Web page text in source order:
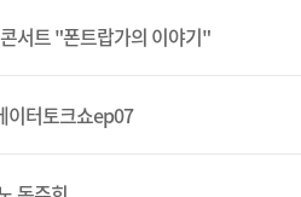
서트 "폰트랍가의 이야기"
이터토크쇼ep07